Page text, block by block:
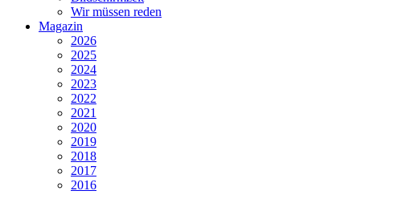
Wir müssen reden
Magazin
2026
2025
2024
2023
2022
2021
2020
2019
2018
2017
2016